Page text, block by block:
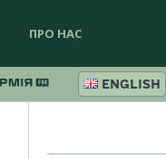
ПРО НАС
ENGLISH